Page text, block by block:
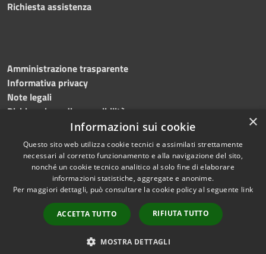
Richiesta assistenza
Amministrazione trasparente
Informativa privacy
Note legali
Dichiarazione di accessibilità
Accessibilità
Privacy
Mappa del sito
Copyright © 2026 • Comune di
Sassano • Powered by
Municipium
Accesso
redazione
×
Informazioni sui cookie
Questo sito web utilizza cookie tecnici e assimilati strettamente
necessari al corretto funzionamento e alla navigazione del sito,
nonché un cookie tecnico analitico al solo fine di elaborare
informazioni statistiche, aggregate e anonime.
Per maggiori dettagli, può consultare la cookie policy al seguente link
ACCETTA TUTTO RIFIUTA TUTTO
MOSTRA DETTAGLI